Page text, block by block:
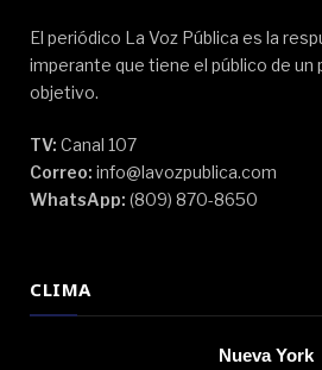
El periódico La Voz Pública es la
imperante que tiene el público de
objetivo.
TV: Canal 107
Correo: info@lavozpublica.com
WhatsApp: (809) 870-8650
CLIMA
Nueva York